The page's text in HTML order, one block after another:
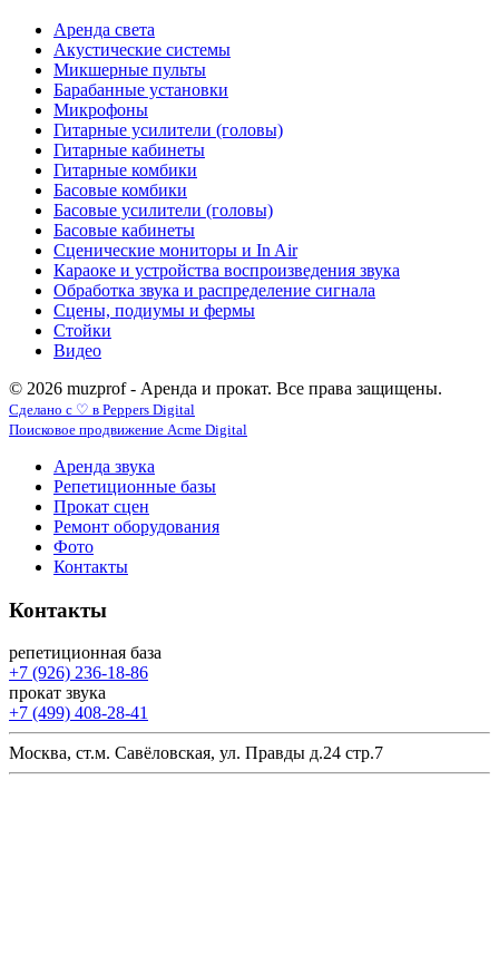
Аренда света
Акустические системы
Микшерные пульты
Барабанные установки
Микрофоны
Гитарные усилители (головы)
Гитарные кабинеты
Гитарные комбики
Басовые комбики
Басовые усилители (головы)
Басовые кабинеты
Сценические мониторы и In Air
Караоке и устройства воспроизведения звука
Обработка звука и распределение сигнала
Сцены, подиумы и фермы
Стойки
Видео
© 2026 muzprof - Аренда и прокат. Все права защищены.
Сделано с ♡ в Peppers Digital
Поисковое продвижение Acme Digital
Аренда звука
Репетиционные базы
Прокат сцен
Ремонт оборудования
Фото
Контакты
Контакты
репетиционная база
+7 (926) 236-18-86
прокат звука
+7 (499) 408-28-41
Москва, ст.м. Савёловская, ул. Правды д.24 стр.7